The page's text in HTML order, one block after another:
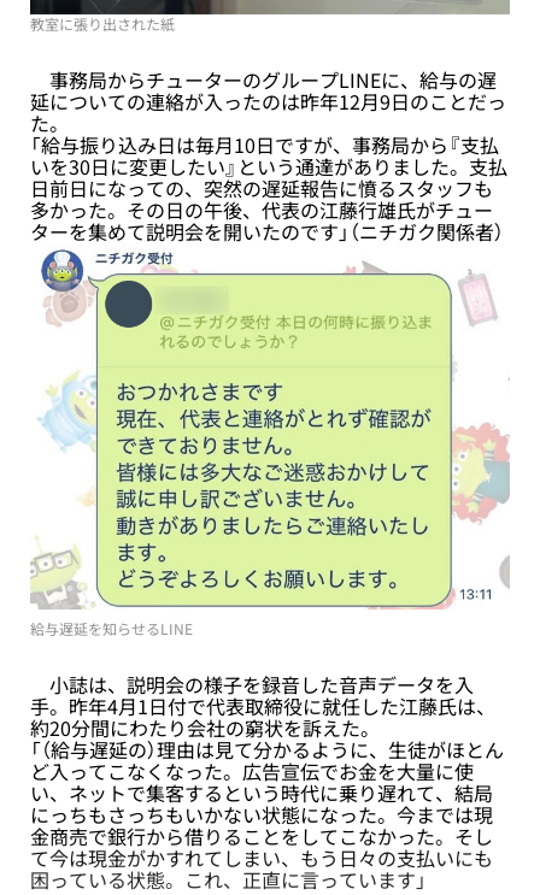
教室に張り出された紙
事務局からチューターのグループLINEに、給与の遅
延についての連絡が入ったのは昨年12月9日のことだっ
た。
「給与振り込み日は毎月10日ですが、事務局から『支払
いを30日に変更したい』という通達がありました。支払
日前日になっての、突然の遅延報告に憤るスタッフも
多かった。その日の午後、代表の江藤行雄氏がチュー
ターを集めて説明会を開いたのです」（ニチガク関係者）
給与遅延を知らせるLINE
小誌は、説明会の様子を録音した音声データを入
手。昨年4月1日付で代表取締役に就任した江藤氏は、
約20分間にわたり会社の窮状を訴えた。
「（給与遅延の）理由は見て分かるように、生徒がほとん
ど入ってこなくなった。広告宣伝でお金を大量に使
い、ネットで集客するという時代に乗り遅れて、結局
にっちもさっちもいかない状態になった。今までは現
金商売で銀行から借りることをしてこなかった。そし
て今は現金がかすれてしまい、もう日々の支払いにも
困っている状態。これ、正直に言っています」